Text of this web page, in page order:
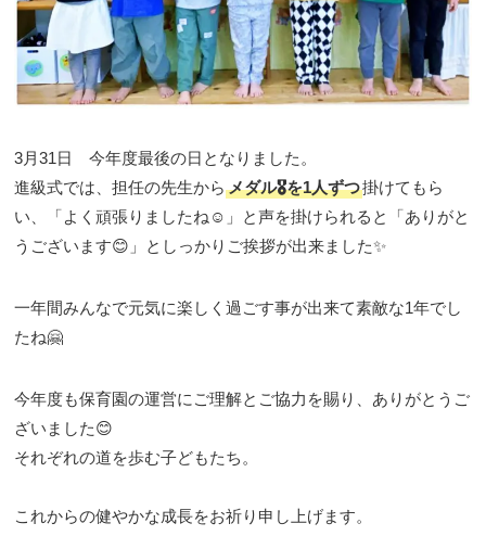
3月31日 今年度最後の日となりました。
進級式では、担任の先生からメダル🎖️を1人ずつ掛けてもら
い、「よく頑張りましたね☺️」と声を掛けられると「ありがと
うございます😊」としっかりご挨拶が出来ました✨
一年間みんなで元気に楽しく過ごす事が出来て素敵な1年でし
たね🤗
今年度も保育園の運営にご理解とご協力を賜り、ありがとうご
ざいました😊
それぞれの道を歩む子どもたち。
これからの健やかな成長をお祈り申し上げます。